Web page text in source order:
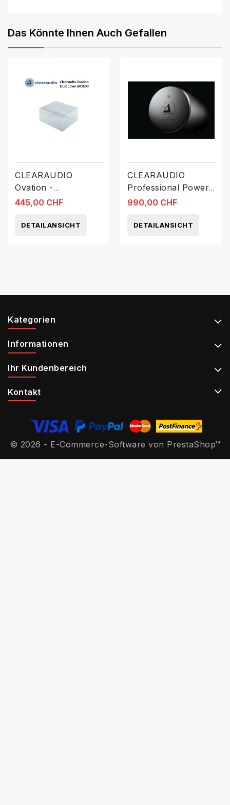
Das Könnte Ihnen Auch Gefallen
CLEARAUDIO
Ovation -
Abdeckhaube
445,00 CHF
DETAILANSICHT
CLEARAUDIO
Professional Power
24V
990,00 CHF
DETAILANSICHT
Kategorien
Informationen
Ihr Kundenbereich
Kontakt
© 2026 - E-Commerce-Software von PrestaShop™